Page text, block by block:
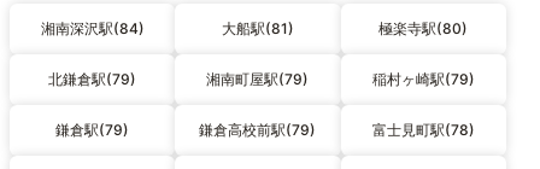
湘南深沢駅(84) 大船駅(81) 極楽寺駅(80)
北鎌倉駅(79) 湘南町屋駅(79) 稲村ヶ崎駅(79)
鎌倉駅(79) 鎌倉高校前駅(79) 富士見町駅(78)